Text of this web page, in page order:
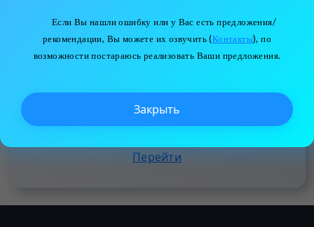
Самые высокие горы России,
мира и Солнечной системы
Школьный курс
Перейти
Если Вы нашли ошибку или у Вас есть предложения/
рекомендации, Вы можете их озвучить (Контакты), по
возможности постараюсь реализовать Ваши предложения.
Закрыть